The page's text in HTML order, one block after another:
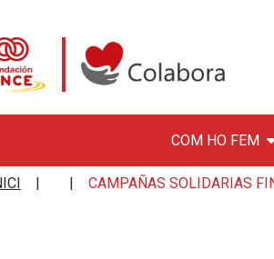
la Fundación
COM HO FEM
CAMPAÑAS SOLIDARIAS